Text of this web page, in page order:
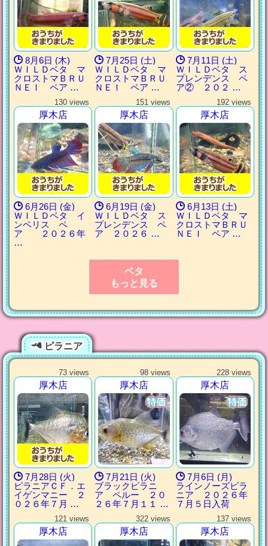
8月6日 (木)
ＷＩＬＤベタ マ
クロストマＢＲＵ
ＮＥＩ ペア …
7月25日 (土)
ＷＩＬＤベタ マ
クロストマＢＲＵ
ＮＥＩ ペア …
7月11日 (土)
ＷＩＬＤベタ ス
プレンデンス ペ
ア② ２０２ …
130 views
厚木店
6月26日 (金)
ＷＩＬＤベタ イ
ンベリス ペ
ア ２０２６年
…
151 views
厚木店
6月19日 (金)
ＷＩＬＤベタ ス
プレンデンス ペ
ア ２０２６ …
192 views
厚木店
6月13日 (土)
ＷＩＬＤベタ マ
クロストマＢＲＵ
ＮＥＩ ペア …
ベタ
もっと見る
ピラニア
73 views
厚木店
7月28日 (火)
ピラニアＣＦ．エ
イゲンマニー ２
０２６年７月 …
98 views
厚木店
7月21日 (火)
ブラックピラニ
ア ペルー ２０
２６年７月１１ …
228 views
厚木店
7月6日 (月)
ラインノーズピラ
ニア ２０２６年
７月５日入荷
121 views
厚木店
322 views
厚木店
137 views
厚木店